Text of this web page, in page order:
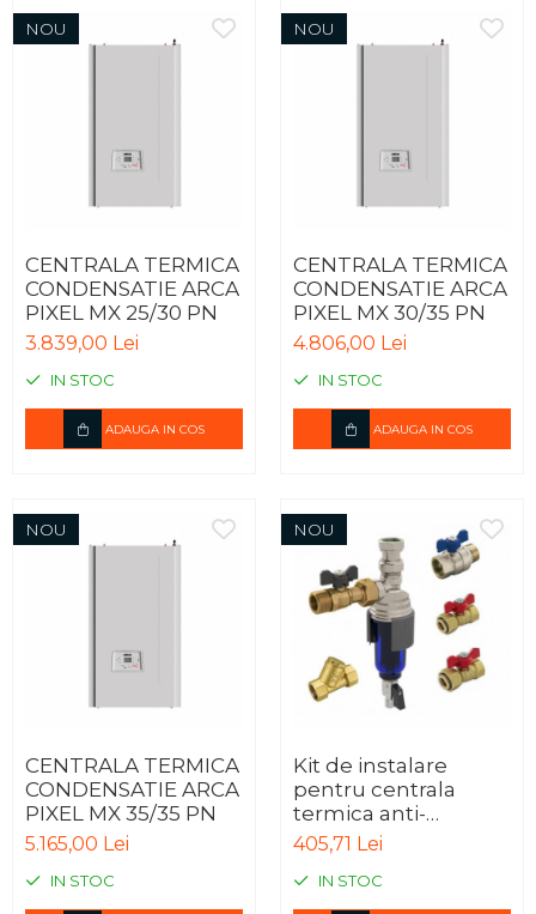
NOU
CENTRALA TERMICA
CONDENSATIE ARCA
PIXEL MX 25/30 PN
3.839,00 Lei
IN STOC
ADAUGA IN COS
NOU
CENTRALA TERMICA
CONDENSATIE ARCA
PIXEL MX 30/35 PN
4.806,00 Lei
IN STOC
ADAUGA IN COS
NOU
CENTRALA TERMICA
CONDENSATIE ARCA
PIXEL MX 35/35 PN
5.165,00 Lei
IN STOC
NOU
Kit de instalare
pentru centrala
termica anti-
magnetita TIEMME
405,71 Lei
IN STOC